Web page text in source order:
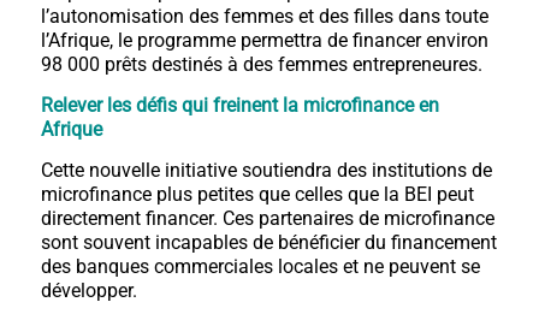
l’autonomisation des femmes et des filles dans toute
l’Afrique, le programme permettra de financer environ
98 000 prêts destinés à des femmes entrepreneures.
Relever les défis qui freinent la microfinance en
Afrique
Cette nouvelle initiative soutiendra des institutions de
microfinance plus petites que celles que la BEI peut
directement financer. Ces partenaires de microfinance
sont souvent incapables de bénéficier du financement
des banques commerciales locales et ne peuvent se
développer.